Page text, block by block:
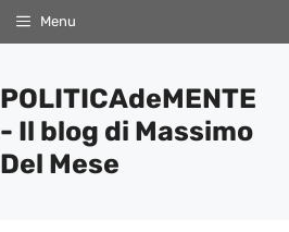
Menu
POLITICAdeMENTE
- Il blog di Massimo
Del Mese